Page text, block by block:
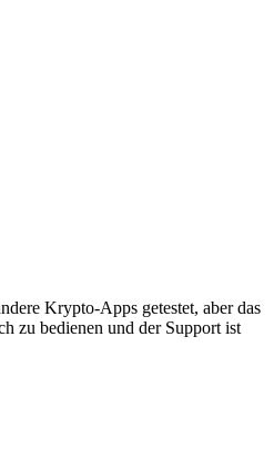
Krypto-Apps getestet, aber das
zu bedienen und der Support ist